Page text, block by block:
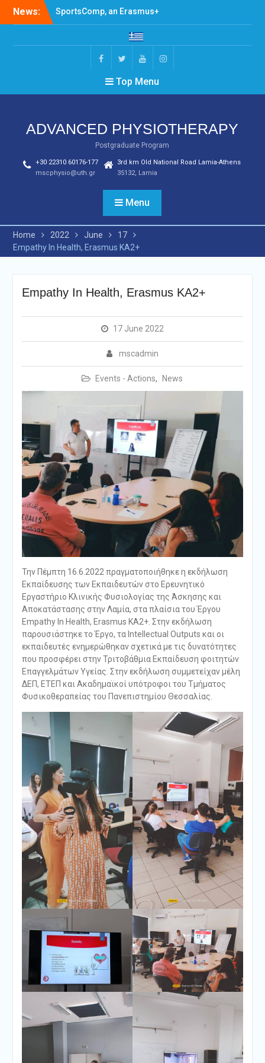
News:
SportsComp, an Erasmus+
Programme, held the first
University of Applied
Sciences, Jyväskylä,
Teaching Program –
in Erasmus+ SportsComp
Project Activities
FacebookTwitter YoutubeInstagram
Top Menu
ADVANCED PHYSIOTHERAPY
Postgraduate Program
+30 22310 60176-177
mscphysio@uth.gr
3rd km Old National Road Lamia-Athens
35132, Lamia
Menu
Home 2022 June
17
Empathy In Health, Erasmus KA2+
Empathy In Health, Erasmus KA2+
17 June 2022
mscadmin
Events - Actions, News
Την Πέμπτη 16.6.2022 πραγματοποιήθηκε η εκδήλωση
Εκπαίδευσης των Εκπαιδευτών στο Ερευνητικό
Εργαστήριο Κλινικής Φυσιολογίας της Άσκησης και
Αποκατάστασης στην Λαμία, στα πλαίσια του Έργου
Empathy In Health, Erasmus KA2+. Στην εκδήλωση
παρουσιάστηκε το Έργο, τα Intellectual Outputs και οι
εκπαιδευτές ενημερώθηκαν σχετικά με τις δυνατότητες
που προσφέρει στην Τριτοβάθμια Εκπαίδευση φοιτητών
Επαγγελμάτων Υγείας. Στην εκδήλωση συμμετείχαν μέλη
ΔΕΠ, ΕΤΕΠ και Ακαδημαϊκοί υπότροφοι του Τμήματος
Φυσικοθεραπείας του Πανεπιστημίου Θεσσαλίας.